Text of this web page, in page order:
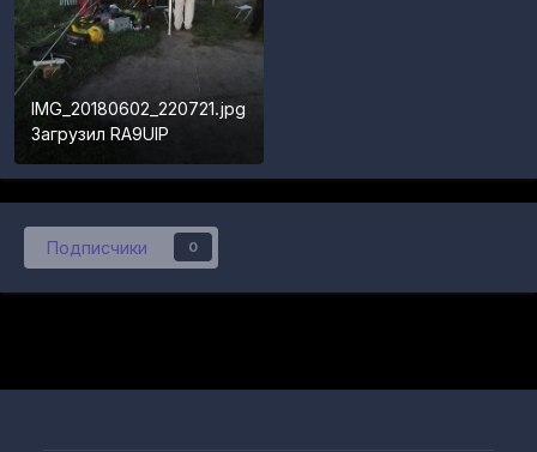
IMG_20180602_220721.jpg
ЗагрузилRA9UIP
Подписчики 0